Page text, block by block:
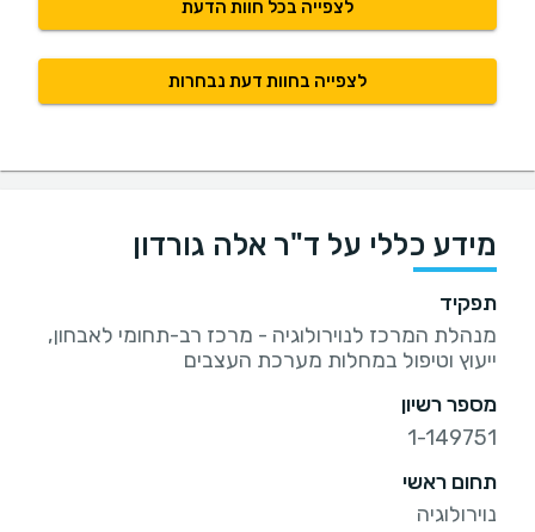
לצפייה בכל חוות הדעת
לצפייה בחוות דעת נבחרות
מידע כללי על ד"ר אלה גורדון
תפקיד
מנהלת המרכז לנוירולוגיה - מרכז רב-תחומי לאבחון,
ייעוץ וטיפול במחלות מערכת העצבים
מספר רשיון
1-149751
תחום ראשי
נוירולוגיה